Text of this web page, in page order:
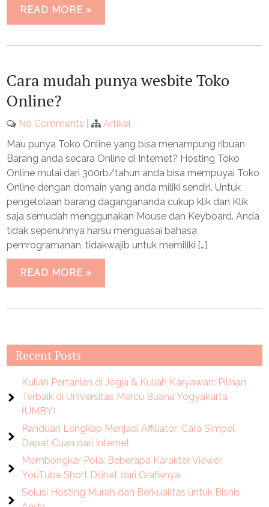
READ MORE »
Cara mudah punya wesbite Toko
Online?
No Comments |
Artikel
Mau punya Toko Online yang bisa menampung ribuan
Barang anda secara Online di Internet? Hosting Toko
Online mulai dari 300rb/tahun anda bisa mempuyai Toko
Online dengan domain yang anda miliki sendiri. Untuk
pengelolaan barang dagangananda cukup klik dan Klik
saja semudah menggunakan Mouse dan Keyboard. Anda
tidak sepenuhnya harsu menguasai bahasa
pemrogramanan, tidakwajib untuk memiliki […]
READ MORE »
Recent Posts
Kuliah Pertanian di Jogja & Kuliah Karyawan: Pilihan
Terbaik di Universitas Mercu Buana Yogyakarta
(UMBY)
Panduan Lengkap Menjadi Affiliator: Cara Simpel
Dapat Cuan dari Internet
Membongkar Pola: Beberapa Karakter Viewer
YouTube Short Dilihat dari Grafiknya
Solusi Hosting Murah dan Berkualitas untuk Bisnis